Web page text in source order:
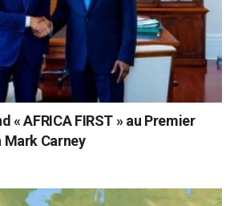
« AFRICA FIRST » au Premier
Carney